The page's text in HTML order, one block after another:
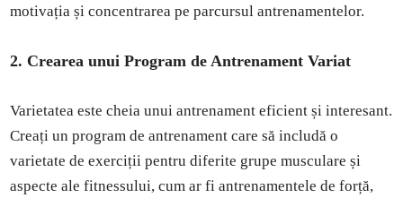
motivația și concentrarea pe parcursul antrenamentelor.
2. Crearea unui Program de Antrenament Variat
Varietatea este cheia unui antrenament eficient și interesant.
Creați un program de antrenament care să includă o
varietate de exerciții pentru diferite grupe musculare și
aspecte ale fitnessului, cum ar fi antrenamentele de forță,